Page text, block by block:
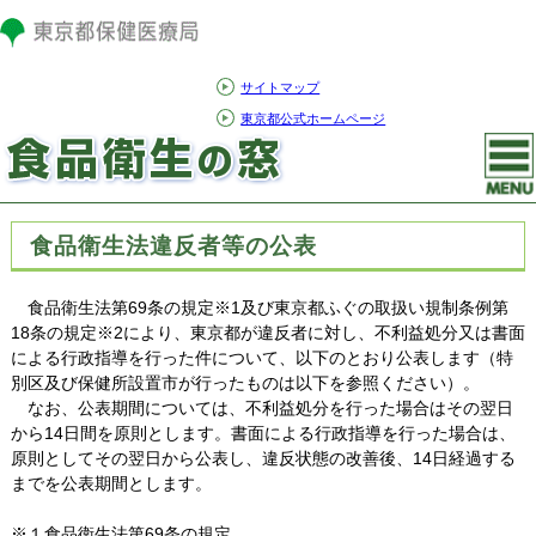
サイトマップ
東京都公式ホームページ
食品衛生法違反者等の公表
食品衛生法第69条の規定※1及び東京都ふぐの取扱い規制条例第
18条の規定※2により、東京都が違反者に対し、不利益処分又は書面
による行政指導を行った件について、以下のとおり公表します（特
別区及び保健所設置市が行ったものは以下を参照ください）。
なお、公表期間については、不利益処分を行った場合はその翌日
から14日間を原則とします。書面による行政指導を行った場合は、
原則としてその翌日から公表し、違反状態の改善後、14日経過する
までを公表期間とします。